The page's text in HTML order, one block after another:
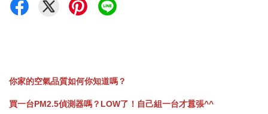
你家的空氣品質如何你知道嗎？
買一台PM2.5偵測器嗎？LOW了！自己組一台才囂張^^